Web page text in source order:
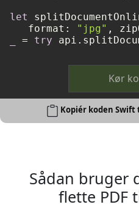
let
   format:
"jpg" ,
= try
Kør
Kopiér koden
Sådan bruger
flette PDF